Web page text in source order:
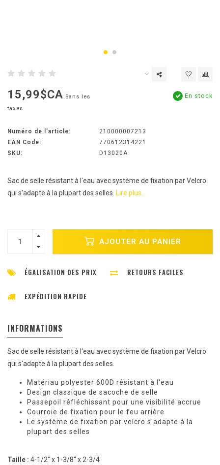
15,99$CA Sans les
taxes
En stock
Numéro de l'article:
210000007213
EAN Code:
770612314221
SKU:
D13020A
Sac de selle résistant à l'eau avec système de fixation par Velcro
qui s'adapte à la plupart des selles. Lire plus..
AJOUTER AU PANIER
ÉGALISATION DES PRIX RETOURS FACILES
EXPÉDITION RAPIDE
INFORMATIONS
Sac de selle résistant à l'eau avec système de fixation par Velcro
qui s'adapte à la plupart des selles.
Matériau polyester 600D résistant à l'eau
Design classique de sacoche de selle
Passepoil réfléchissant pour une visibilité accrue
Courroie de fixation pour le feu arrière
Le système de fixation par velcro s'adapte à la
plupart des selles
Taille : 4-1/2'' x 1-3/8'' x 2-3/4